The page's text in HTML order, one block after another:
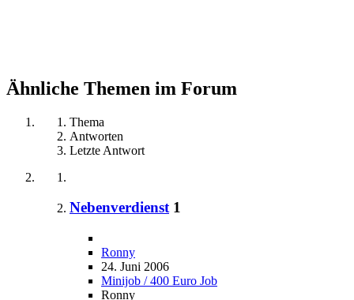
Ähnliche Themen im Forum
Thema
Antworten
Letzte Antwort
Nebenverdienst 1
Ronny
24. Juni 2006
Minijob / 400 Euro Job
Ronny